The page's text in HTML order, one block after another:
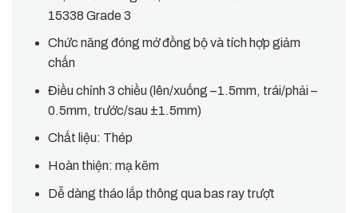
15338 Grade 3
Chức năng đóng mở đồng bộ và tích hợp giảm
chấn
Điều chỉnh 3 chiều (lên/xuống –1.5mm, trái/phải –
0.5mm, trước/sau ±1.5mm)
Chất liệu: Thép
Hoàn thiện: mạ kẽm
Dễ dàng tháo lắp thông qua bas ray trượt